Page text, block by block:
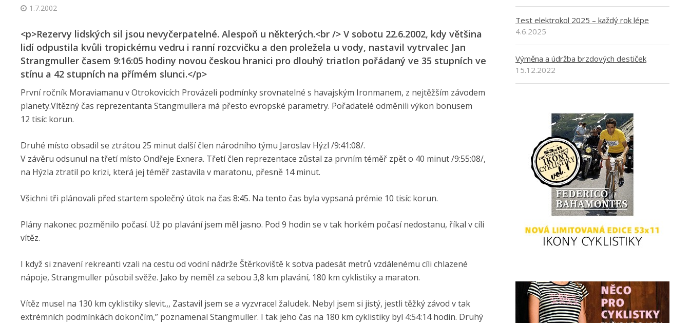
1.7.2002
<p>Rezervy lidských sil jsou nevyčerpatelné. Alespoň u některých.<br /> V sobotu 22.6.2002, kdy většina
lidí odpustila kvůli tropickému vedru i ranní rozcvičku a den proležela u vody, nastavil vytrvalec Jan
Strangmuller časem 9:16:05 hodiny novou českou hranici pro dlouhý triatlon pořádaný ve 35 stupních ve
stínu a 42 stupních na přímém slunci.</p>
První ročník Moraviamanu v Otrokovicích Provázeli podmínky srovnatelné s havajským Ironmanem, z nejtěžším závodem
planety.Vítězný čas reprezentanta Stangmullera má přesto evropské parametry. Pořadatelé odměnili výkon bonusem
12 tisíc korun.
Druhé místo obsadil se ztrátou 25 minut další člen národního týmu Jaroslav Hýzl /9:41:08/.
V závěru odsunul na třetí místo Ondřeje Exnera. Třetí člen reprezentace zůstal za prvním téměř zpět o 40 minut /9:55:08/,
na Hýzla ztratil po krizi, která jej téměř zastavila v maratonu, přesně 14 minut.
Všichni tři plánovali před startem společný útok na čas 8:45. Na tento čas byla vypsaná prémie 10 tisíc korun.
Plány nakonec pozměnilo počasí. Už po plavání jsem měl jasno. Pod 9 hodin se v tak horkém počasí nedostanu, říkal v cíli
vítěz.
I když si znavení rekreanti vzali na cestu od vodní nádrže Štěrkoviště k sotva padesát metrů vzdálenému cíli chlazené
nápoje, Strangmuller působil svěže. Jako by neměl za sebou 3,8 km plavání, 180 km cyklistiky a maraton.
Vítěz musel na 130 km cyklistiky slevit.,, Zastavil jsem se a vyzvracel žaludek. Nebyl jsem si jistý, jestli těžký závod v tak
extrémních podmínkách dokončím,” poznamenal Stangmuller. I tak jeho čas na 180 km cyklistiky byl 4:54:14 hodin. Druhý
Test elektrokol 2025 – každý rok lépe
4.6.2025
Výměna a údržba brzdových destiček
15.12.2022